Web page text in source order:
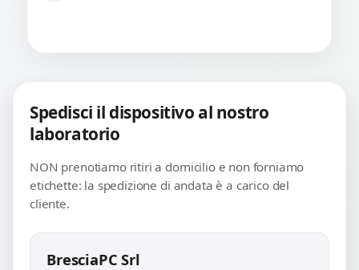
Spedisci il dispositivo al nostro
laboratorio
NON prenotiamo ritiri a domicilio e non forniamo
etichette: la spedizione di andata è a carico del
cliente.
BresciaPC Srl